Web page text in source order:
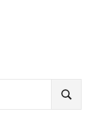
検
索